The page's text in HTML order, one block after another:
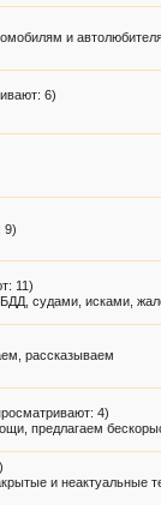
и
6)
9)
11)
судами, исками,
рассказываем
4)
предлагаем
и неактуальные